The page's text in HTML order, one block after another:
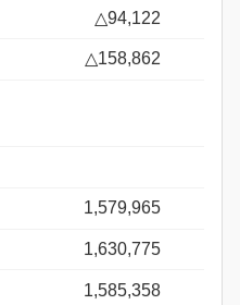
△94,122
△158,862
1,579,965
1,630,775
1,585,358